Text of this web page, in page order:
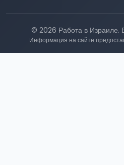
© 2026 Работа в Израиле.
Информация на сайте